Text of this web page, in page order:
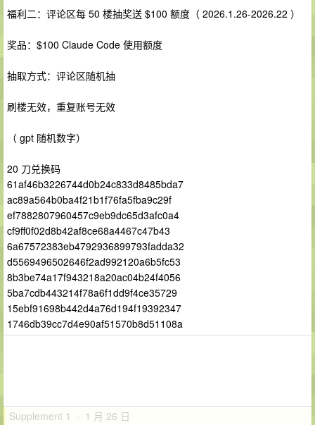
福利二：评论区每 50 楼抽奖送 $100 额度（ 2026.1.26-2026.22 ）
奖品：$100 Claude Code 使用额度
抽取方式：评论区随机抽
刷楼无效，重复账号无效
（ gpt 随机数字）
20 刀兑换码
61af46b3226744d0b24c833d8485bda7
ac89a564b0ba4f21b1f76fa5fba9c29f
ef7882807960457c9eb9dc65d3afc0a4
cf9ff0f02d8b42af8ce68a4467c47b43
6a67572383eb4792936899793fadda32
d5569496502646f2ad992120a6b5fc53
8b3be74a17f943218a20ac04b24f4056
5ba7cdb443214f78a6f1dd9f4ce35729
15ebf91698b442d4a76d194f19392347
1746db39cc7d4e90af51570b8d51108a
Supplement 1 · 1 月 26 日